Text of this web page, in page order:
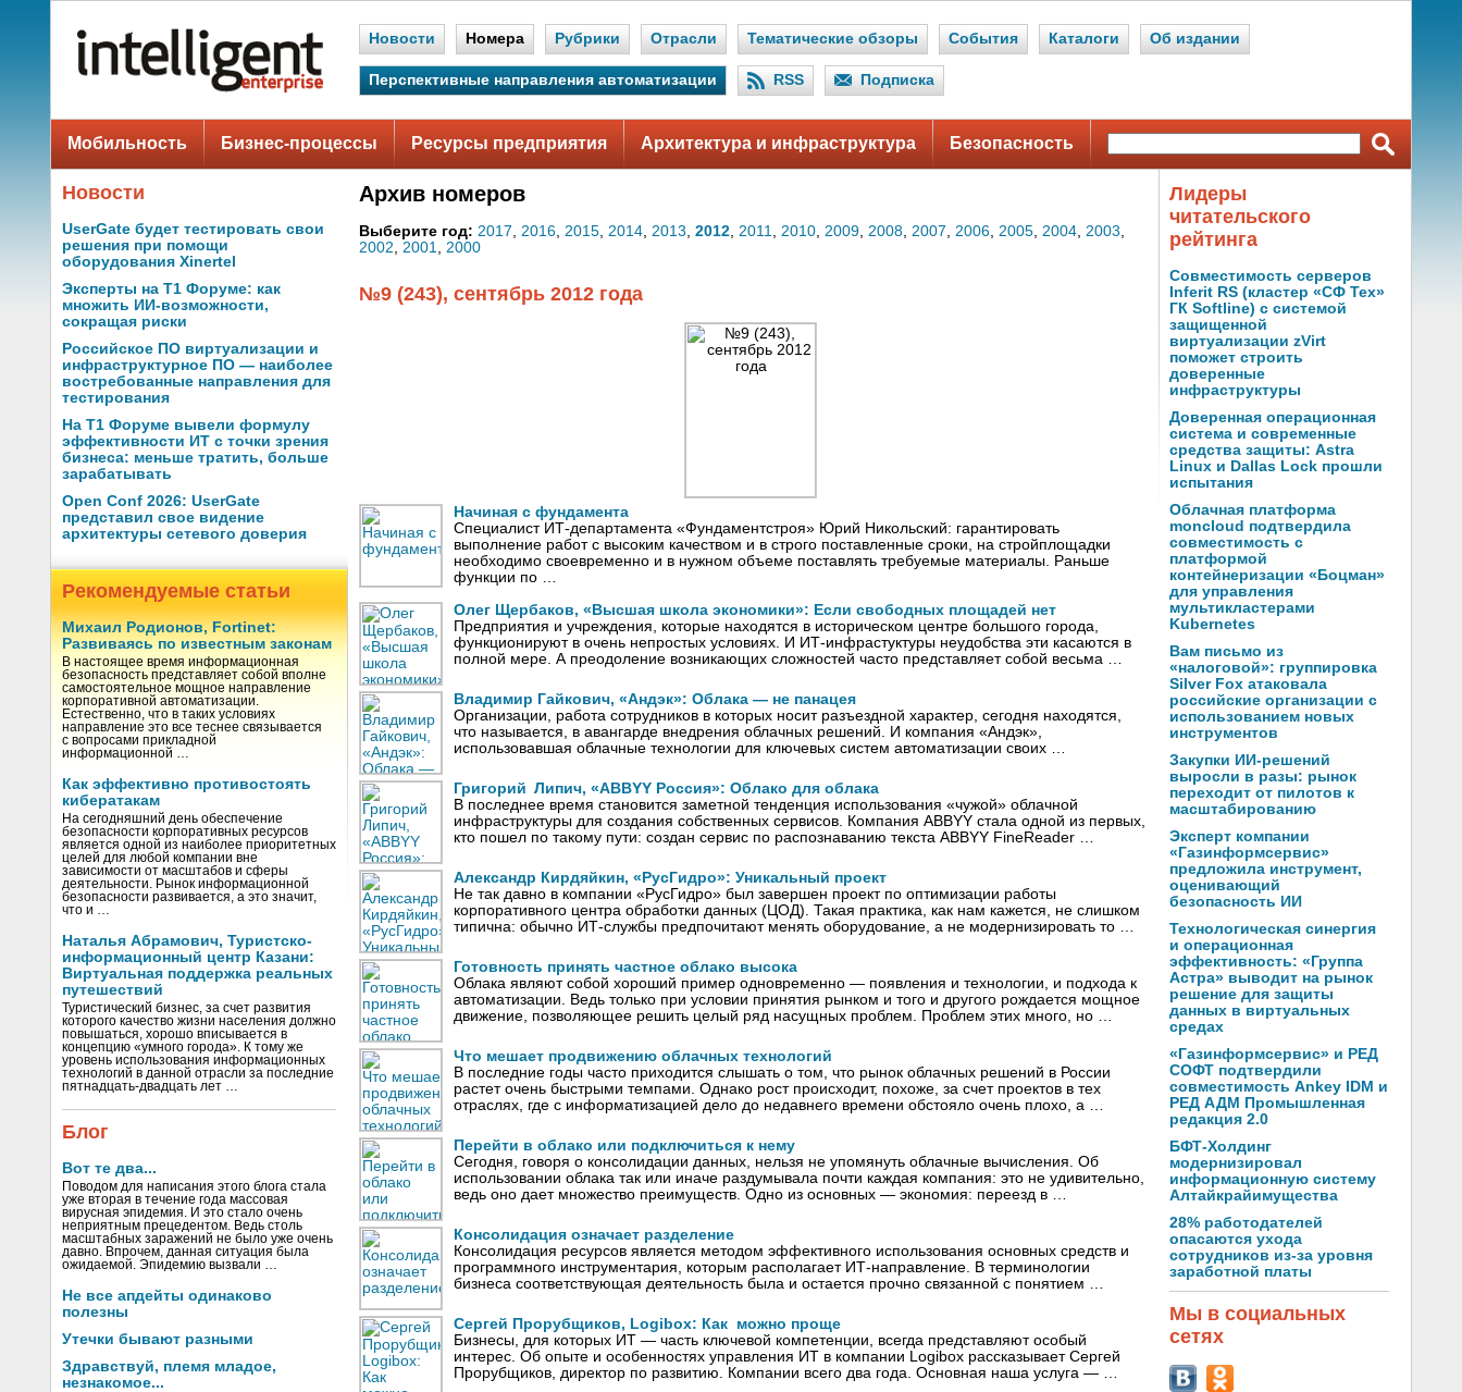
Новости Номера Рубрики Отрасли Тематические обзоры События Каталоги Об издании
Перспективные направления автоматизации RSS Подписка
Мобильность Бизнес-процессы Ресурсы предприятия Архитектура и инфраструктура Безопасность
Новости
UserGate будет тестировать свои
решения при помощи
оборудования Xinertel
Эксперты на Т1 Форуме: как
множить ИИ-возможности,
сокращая риски
Российское ПО виртуализации и
инфраструктурное ПО — наиболее
востребованные направления для
тестирования
На Т1 Форуме вывели формулу
эффективности ИТ с точки зрения
бизнеса: меньше тратить, больше
зарабатывать
Open Conf 2026: UserGate
представил свое видение
архитектуры сетевого доверия
Рекомендуемые статьи
Михаил Родионов, Fortinet:
Развиваясь по известным законам
В настоящее время информационная
безопасность представляет собой вполне
самостоятельное мощное направление
корпоративной автоматизации.
Естественно, что в таких условиях
направление это все теснее связывается
с вопросами прикладной
информационной …
Как эффективно противостоять
кибератакам
На сегодняшний день обеспечение
безопасности корпоративных ресурсов
является одной из наиболее приоритетных
целей для любой компании вне
зависимости от масштабов и сферы
деятельности. Рынок информационной
безопасности развивается, а это значит,
что и …
Наталья Абрамович, Туристско-
информационный центр Казани:
Виртуальная поддержка реальных
путешествий
Туристический бизнес, за счет развития
которого качество жизни населения должно
повышаться, хорошо вписывается в
концепцию «умного города». К тому же
уровень использования информационных
технологий в данной отрасли за последние
пятнадцать-двадцать лет …
Блог
Вот те два...
Поводом для написания этого блога стала
уже вторая в течение года массовая
вирусная эпидемия. И это стало очень
неприятным прецедентом. Ведь столь
масштабных заражений не было уже очень
давно. Впрочем, данная ситуация была
ожидаемой. Эпидемию вызвали …
Не все апдейты одинаково
полезны
Утечки бывают разными
Здравствуй, племя младое,
незнакомое...
Архив номеров
Выберите год: 2017, 2016, 2015, 2014, 2013, 2012, 2011, 2010, 2009, 2008, 2007, 2006, 2005, 2004, 2003,
2002, 2001, 2000
№9 (243), сентябрь 2012 года
Начиная с фундамента
Специалист ИТ-департамента «Фундаментстроя» Юрий Никольский: гарантировать
выполнение работ с высоким качеством и в строго поставленные сроки, на стройплощадки
необходимо своевременно и в нужном объеме поставлять требуемые материалы. Раньше
функции по …
Олег Щербаков, «Высшая школа экономики»: Если свободных площадей нет
Предприятия и учреждения, которые находятся в историческом центре большого города,
функционируют в очень непростых условиях. И ИТ-инфрастуктуры неудобства эти касаются в
полной мере. А преодоление возникающих сложностей часто представляет собой весьма …
Владимир Гайкович, «Андэк»: Облака — не панацея
Организации, работа сотрудников в которых носит разъездной характер, сегодня находятся,
что называется, в авангарде внедрения облачных решений. И компания «Андэк»,
использовавшая облачные технологии для ключевых систем автоматизации своих …
Григорий Липич, «ABBYY Россия»: Облако для облака
В последнее время становится заметной тенденция использования «чужой» облачной
инфраструктуры для создания собственных сервисов. Компания ABBYY стала одной из первых,
кто пошел по такому пути: создан сервис по распознаванию текста ABBYY FineReader …
Александр Кирдяйкин, «РусГидро»: Уникальный проект
Не так давно в компании «РусГидро» был завершен проект по оптимизации работы
корпоративного центра обработки данных (ЦОД). Такая практика, как нам кажется, не слишком
типична: обычно ИТ-службы предпочитают менять оборудование, а не модернизировать то …
Готовность принять частное облако высока
Облака являют собой хороший пример одновременно — появления и технологии, и подхода к
автоматизации. Ведь только при условии принятия рынком и того и другого рождается мощное
движение, позволяющее решить целый ряд насущных проблем. Проблем этих много, но …
Что мешает продвижению облачных технологий
В последние годы часто приходится слышать о том, что рынок облачных решений в России
растет очень быстрыми темпами. Однако рост происходит, похоже, за счет проектов в тех
отраслях, где с информатизацией дело до недавнего времени обстояло очень плохо, а …
Перейти в облако или подключиться к нему
Сегодня, говоря о консолидации данных, нельзя не упомянуть облачные вычисления. Об
использова­нии облака так или иначе раздумывала почти каждая компания: это не удивительно,
ведь оно дает множество преимуществ. Одно из основных — экономия: переезд в …
Консолидация означает разделение
Консолидация ресурсов является методом эффективного использования основных средств и
программного инструментария, которым располагает ИТ-направление. В терминологии
бизнеса соответствующая деятельность была и остается прочно связанной с понятием …
Сергей Прорубщиков, Logibox: Как можно проще
Бизнесы, для которых ИТ — часть ключевой компетенции, всегда представляют особый
интерес. Об опыте и особенностях управления ИТ в компании Logibox рассказывает Сергей
Прорубщиков, директор по развитию. Компании всего два года. Основная наша услуга — …
Лидеры
читательского
рейтинга
Совместимость серверов
Inferit RS (кластер «СФ Тех»
ГК Softline) с системой
защищенной
виртуализации zVirt
поможет строить
доверенные
инфраструктуры
Доверенная операционная
система и современные
средства защиты: Astra
Linux и Dallas Lock прошли
испытания
Облачная платформа
moncloud подтвердила
совместимость с
платформой
контейнеризации «Боцман»
для управления
мультикластерами
Kubernetes
Вам письмо из
«налоговой»: группировка
Silver Fox атаковала
российские организации с
использованием новых
инструментов
Закупки ИИ-решений
выросли в разы: рынок
переходит от пилотов к
масштабированию
Эксперт компании
«Газинформсервис»
предложила инструмент,
оценивающий
безопасность ИИ
Технологическая синергия
и операционная
эффективность: «Группа
Астра» выводит на рынок
решение для защиты
данных в виртуальных
средах
«Газинформсервис» и РЕД
СОФТ подтвердили
совместимость Ankey IDM и
РЕД АДМ Промышленная
редакция 2.0
БФТ-Холдинг
модернизировал
информационную систему
Алтайкрайимущества
28% работодателей
опасаются ухода
сотрудников из-за уровня
заработной платы
Мы в социальных
сетях